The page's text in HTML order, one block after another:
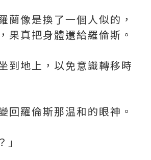
蘭像是換了一個人似的，
果真把身體還給羅倫斯。
到地上，以免意識轉移時
回羅倫斯那温和的眼神。